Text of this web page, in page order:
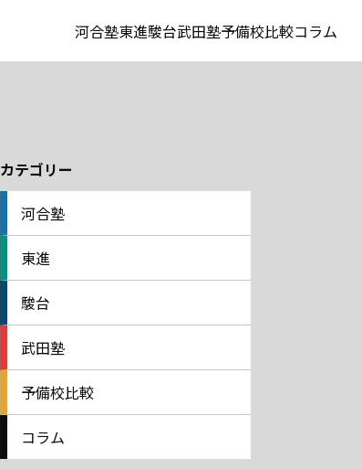
河合塾東進駿台武田塾予備校比較コラム
カテゴリー
河合塾
東進
駿台
武田塾
予備校比較
コラム